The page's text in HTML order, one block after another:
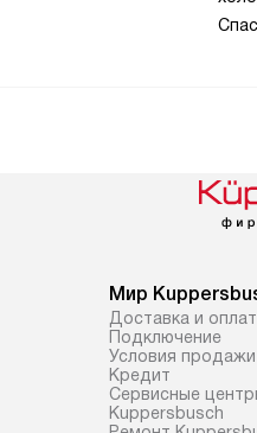
Мир
Доставка и
Подключение
Условия продажи
Кредит
Сервисные
Kuppersbusch